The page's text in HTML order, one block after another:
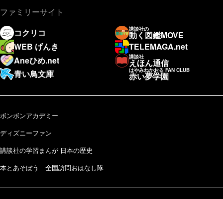
ファミリーサイト
コクリコ
講談社の
動く図鑑MOVE
WEB げんき
TELEMAGA.net
Aneひめ.net
講談社
えほん通信
青い鳥文庫
はやみねかおる FAN CLUB
赤い夢学園
ボンボンアカデミー
ディズニーファン
講談社の学習まんが 日本の歴史
本とあそぼう 全国訪問おはなし隊